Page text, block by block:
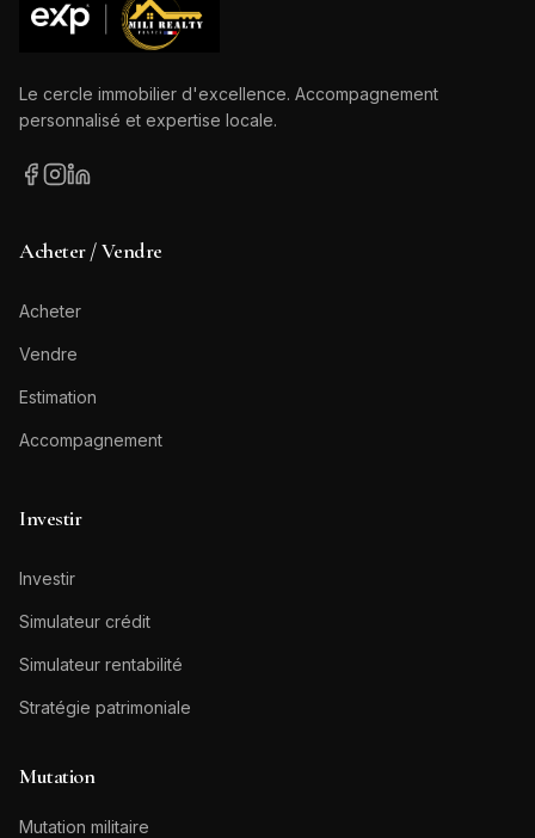
Le cercle immobilier d'excellence. Accompagnement
personnalisé et expertise locale.
Acheter / Vendre
Acheter
Vendre
Estimation
Accompagnement
Investir
Investir
Simulateur crédit
Simulateur rentabilité
Stratégie patrimoniale
Mutation
Mutation militaire